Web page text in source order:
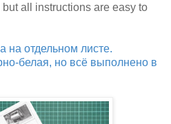
all instructions are easy to
на отдельном листе.
белая, но всё выполнено в